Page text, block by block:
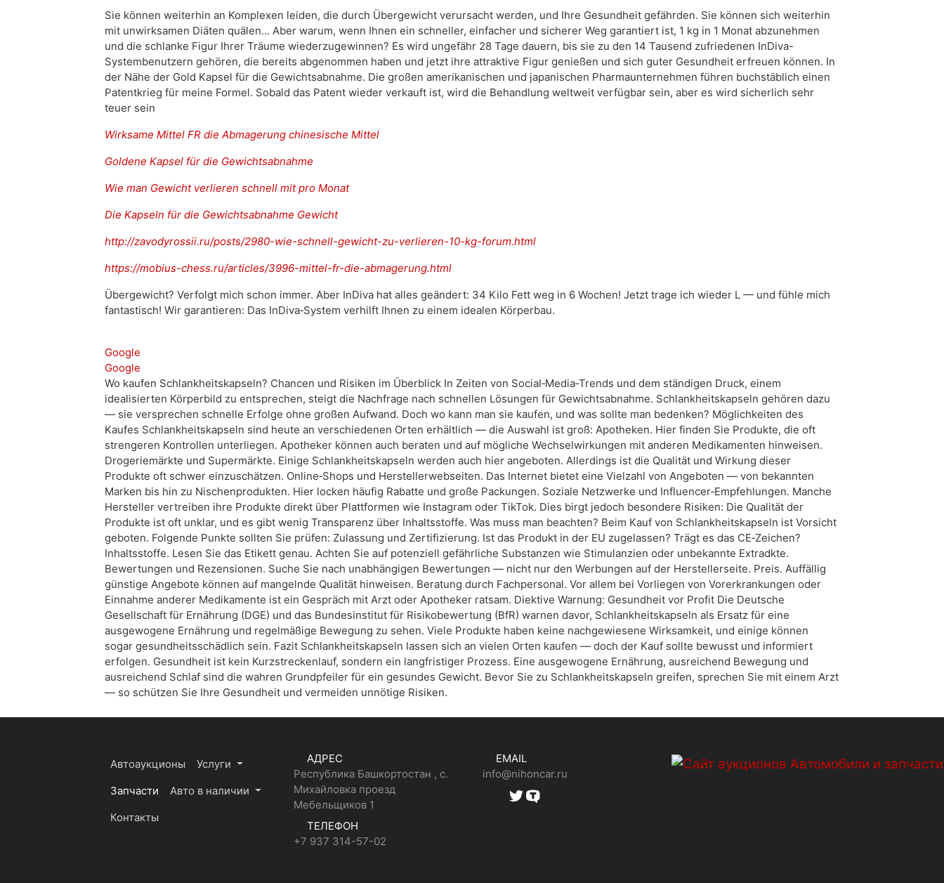
Sie können weiterhin an Komplexen leiden, die durch Übergewicht verursacht werden, und Ihre Gesundheit gefährden. Sie können sich weiterhin
mit unwirksamen Diäten quälen... Aber warum, wenn Ihnen ein schneller, einfacher und sicherer Weg garantiert ist, 1 kg in 1 Monat abzunehmen
und die schlanke Figur Ihrer Träume wiederzugewinnen? Es wird ungefähr 28 Tage dauern, bis sie zu den 14 Tausend zufriedenen InDiva-
Systembenutzern gehören, die bereits abgenommen haben und jetzt ihre attraktive Figur genießen und sich guter Gesundheit erfreuen können. In
der Nähe der Gold Kapsel für die Gewichtsabnahme. Die großen amerikanischen und japanischen Pharmaunternehmen führen buchstäblich einen
Patentkrieg für meine Formel. Sobald das Patent wieder verkauft ist, wird die Behandlung weltweit verfügbar sein, aber es wird sicherlich sehr
teuer sein
Wirksame Mittel FR die Abmagerung chinesische Mittel
Goldene Kapsel für die Gewichtsabnahme
Wie man Gewicht verlieren schnell mit pro Monat
Die Kapseln für die Gewichtsabnahme Gewicht
http://zavodyrossii.ru/posts/2980-wie-schnell-gewicht-zu-verlieren-10-kg-forum.html
https://mobius-chess.ru/articles/3996-mittel-fr-die-abmagerung.html
Übergewicht? Verfolgt mich schon immer. Aber InDiva hat alles geändert: 34 Kilo Fett weg in 6 Wochen! Jetzt trage ich wieder L — und fühle mich
fantastisch! Wir garantieren: Das InDiva‑System verhilft Ihnen zu einem idealen Körperbau.
Google
Google
Wo kaufen Schlankheitskapseln? Chancen und Risiken im Überblick In Zeiten von Social‑Media‑Trends und dem ständigen Druck, einem
idealisierten Körperbild zu entsprechen, steigt die Nachfrage nach schnellen Lösungen für Gewichtsabnahme. Schlankheitskapseln gehören dazu
— sie versprechen schnelle Erfolge ohne großen Aufwand. Doch wo kann man sie kaufen, und was sollte man bedenken? Möglichkeiten des
Kaufes Schlankheitskapseln sind heute an verschiedenen Orten erhältlich — die Auswahl ist groß: Apotheken. Hier finden Sie Produkte, die oft
strengeren Kontrollen unterliegen. Apotheker können auch beraten und auf mögliche Wechselwirkungen mit anderen Medikamenten hinweisen.
Drogeriemärkte und Supermärkte. Einige Schlankheitskapseln werden auch hier angeboten. Allerdings ist die Qualität und Wirkung dieser
Produkte oft schwer einzuschätzen. Online‑Shops und Herstellerwebseiten. Das Internet bietet eine Vielzahl von Angeboten — von bekannten
Marken bis hin zu Nischenprodukten. Hier locken häufig Rabatte und große Packungen. Soziale Netzwerke und Influencer‑Empfehlungen. Manche
Hersteller vertreiben ihre Produkte direkt über Plattformen wie Instagram oder TikTok. Dies birgt jedoch besondere Risiken: Die Qualität der
Produkte ist oft unklar, und es gibt wenig Transparenz über Inhaltsstoffe. Was muss man beachten? Beim Kauf von Schlankheitskapseln ist Vorsicht
geboten. Folgende Punkte sollten Sie prüfen: Zulassung und Zertifizierung. Ist das Produkt in der EU zugelassen? Trägt es das CE‑Zeichen?
Inhaltsstoffe. Lesen Sie das Etikett genau. Achten Sie auf potenziell gefährliche Substanzen wie Stimulanzien oder unbekannte Extradkte.
Bewertungen und Rezensionen. Suche Sie nach unabhängigen Bewertungen — nicht nur den Werbungen auf der Herstellerseite. Preis. Auffällig
günstige Angebote können auf mangelnde Qualität hinweisen. Beratung durch Fachpersonal. Vor allem bei Vorliegen von Vorerkrankungen oder
Einnahme anderer Medikamente ist ein Gespräch mit Arzt oder Apotheker ratsam. Diektive Warnung: Gesundheit vor Profit Die Deutsche
Gesellschaft für Ernährung (DGE) und das Bundesinstitut für Risikobewertung (BfR) warnen davor, Schlankheitskapseln als Ersatz für eine
ausgewogene Ernährung und regelmäßige Bewegung zu sehen. Viele Produkte haben keine nachgewiesene Wirksamkeit, und einige können
sogar gesundheitsschädlich sein. Fazit Schlankheitskapseln lassen sich an vielen Orten kaufen — doch der Kauf sollte bewusst und informiert
erfolgen. Gesundheit ist kein Kurzstreckenlauf, sondern ein langfristiger Prozess. Eine ausgewogene Ernährung, ausreichend Bewegung und
ausreichend Schlaf sind die wahren Grundpfeiler für ein gesundes Gewicht. Bevor Sie zu Schlankheitskapseln greifen, sprechen Sie mit einem Arzt
— so schützen Sie Ihre Gesundheit und vermeiden unnötige Risiken.
Автоаукционы
Услуги
Запчасти
Авто в наличии
Контакты
АДРЕС
Республика Башкортостан , с.
Михайловка проезд
Мебельщиков 1
ТЕЛЕФОН
+7 937 314-57-02
EMAIL
info@nihoncar.ru